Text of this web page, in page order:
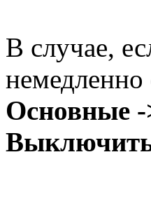
В случае,
Основные